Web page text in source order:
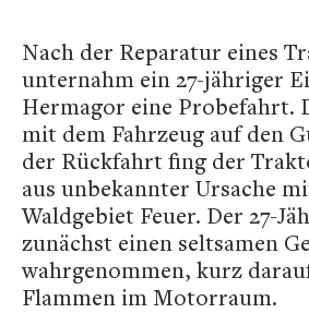
Nach der Reparatur eines
unternahm ein 27-jähriger
Hermagor eine Probefahrt.
mit dem Fahrzeug auf den
der Rückfahrt fing der
aus unbekannter Ursache
Waldgebiet Feuer. Der 27-
zunächst einen seltsamen
wahrgenommen, kurz
Flammen im Motorraum.